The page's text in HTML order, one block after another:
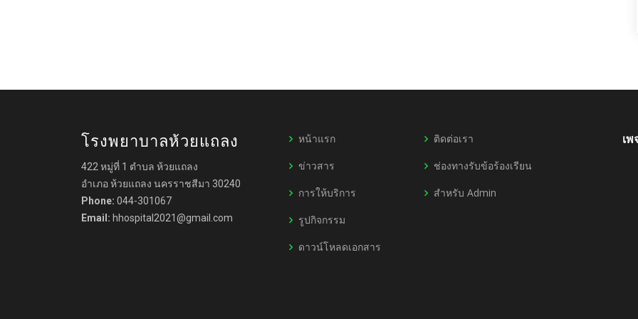
โรงพยาบาลห้วยแถลง
422 หมู่ที่ 1 ตำบล ห้วยแถลง
อำเภอ ห้วยแถลง นครราชสีมา 30240
Phone: 044-301067
Email: hhospital2021@gmail.com
หน้าแรก
ข่าวสาร
การให้บริการ
รูปกิจกรรม
ดาวน์โหลดเอกสาร
ติดต่อเรา
ช่องทางรับข้อร้องเรียน
สำหรับ Admin
เ